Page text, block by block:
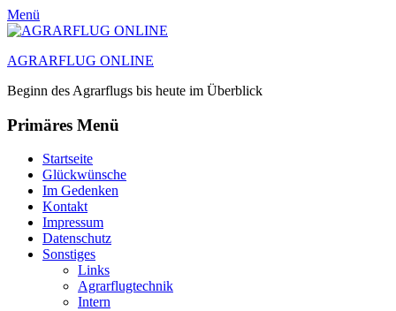
Menü
AGRARFLUG ONLINE
Beginn des Agrarflugs bis heute im Überblick
Primäres Menü
Zum
Inhalt
springen
Startseite
Glückwünsche
Im Gedenken
Kontakt
Impressum
Datenschutz
Sonstiges
Links
Agrarflugtechnik
Intern